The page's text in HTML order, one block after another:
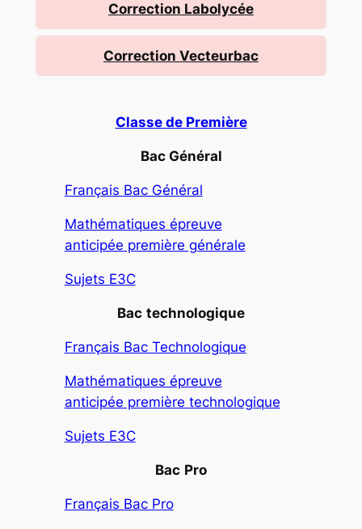
Correction Labolycée
Correction Vecteurbac
Classe de Première
Bac Général
Français Bac Général
Mathématiques épreuve
anticipée première générale
Sujets E3C
Bac technologique
Français Bac Technologique
Mathématiques épreuve
anticipée première technologique
Sujets E3C
Bac Pro
Français Bac Pro